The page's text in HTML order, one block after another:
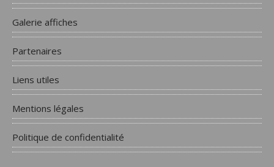
Galerie affiches
Partenaires
Liens utiles
Mentions légales
Politique de confidentialité